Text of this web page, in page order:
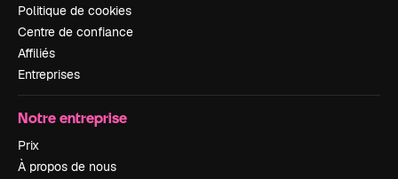
Politique de cookies
Centre de confiance
Affiliés
Entreprises
Notre entreprise
Prix
À propos de nous